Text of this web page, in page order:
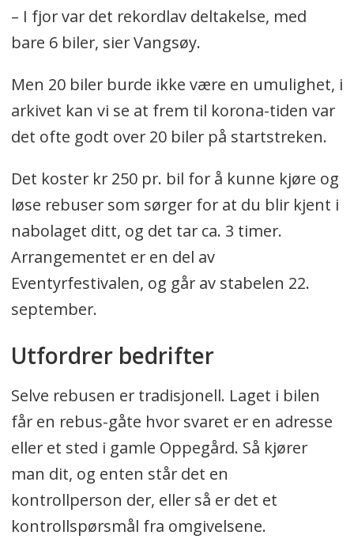
– I fjor var det rekordlav deltakelse, med
bare 6 biler, sier Vangsøy.
Men 20 biler burde ikke være en umulighet, i
arkivet kan vi se at frem til korona-tiden var
det ofte godt over 20 biler på startstreken.
Det koster kr 250 pr. bil for å kunne kjøre og
løse rebuser som sørger for at du blir kjent i
nabolaget ditt, og det tar ca. 3 timer.
Arrangementet er en del av
Eventyrfestivalen, og går av stabelen 22.
september.
Utfordrer bedrifter
Selve rebusen er tradisjonell. Laget i bilen
får en rebus-gåte hvor svaret er en adresse
eller et sted i gamle Oppegård. Så kjører
man dit, og enten står det en
kontrollperson der, eller så er det et
kontrollspørsmål fra omgivelsene.